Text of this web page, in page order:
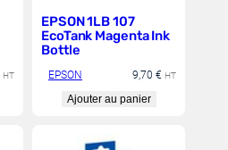
HT
EPSON 1LB 107
EcoTank Magenta Ink
Bottle
EPSON 9,70 € HT
Ajouter au panier